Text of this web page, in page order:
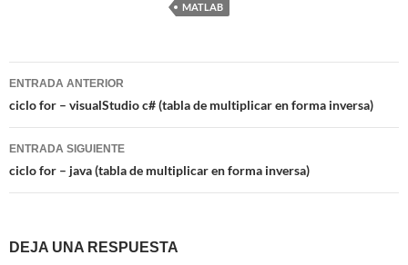
MATLAB
Navegación
de
entradas
ENTRADA ANTERIOR
ciclo for – visualStudio c# (tabla de multiplicar en forma inversa)
ENTRADA SIGUIENTE
ciclo for – java (tabla de multiplicar en forma inversa)
DEJA UNA RESPUESTA